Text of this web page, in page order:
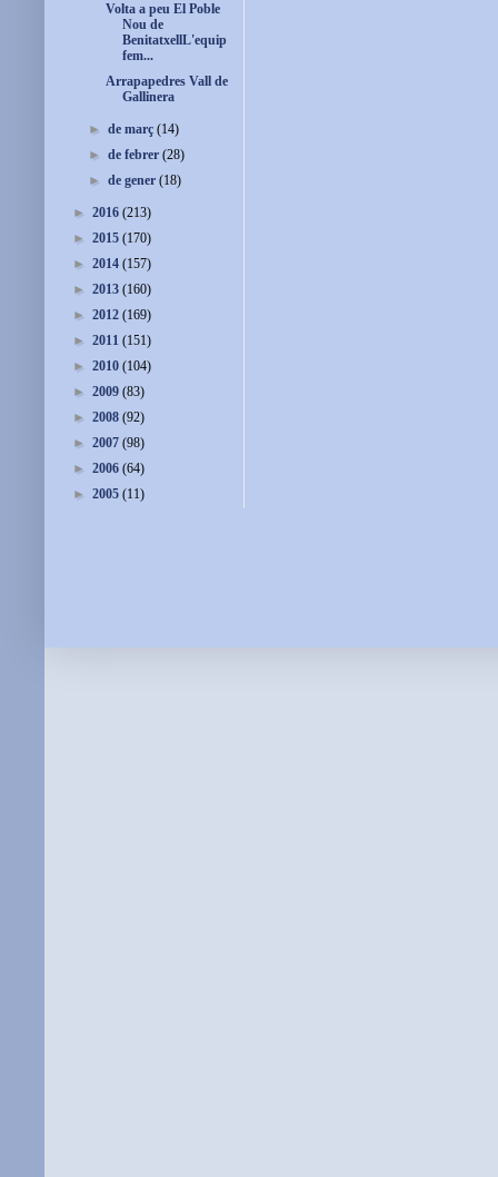
Volta a peu El Poble
Nou de
BenitatxellL'equip
fem...
Arrapapedres Vall de
Gallinera
►de març(14)
►de febrer(28)
►de gener(18)
► 2016 (213)
► 2015 (170)
► 2014 (157)
► 2013 (160)
► 2012 (169)
► 2011 (151)
► 2010 (104)
► 2009 (83)
► 2008 (92)
► 2007 (98)
► 2006 (64)
► 2005 (11)